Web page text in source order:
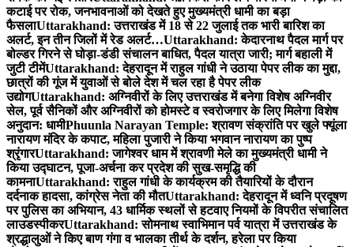
कटाई पर रोक, जनभावनाओं को देखते हुए मुख्यमंत्री धामी का बड़ा
फैसलाUttarakhand: उत्तराखंड में 18 से 22 जुलाई तक भारी बारिश का
अलर्ट, इन तीन जिलों में रेड अलर्ट…Uttarakhand: केदारनाथ पैदल मार्ग पर
बोल्डर गिरने से घोड़ा-डंडी संचालन बाधित, पैदल यात्रा जारी; मार्ग बहाली में
जुटी टीमेंUttarakhand: देहरादून में राहुल गांधी ने उठाया पेपर लीक का मुद्दा,
छात्रों की गूंज में युवाओं से बोले देश में चल रहा है पेपर लीक
उद्योगUttarakhand: अग्निवीरों के लिए उत्तराखंड में बनेगा विशेष अग्निवीर
सेल, पूर्व सैनिकों और अग्निवीरों को होमस्टे व स्वरोजगार के लिए मिलेगा विशेष
अनुदान: धामीPhuunla Narayan Temple: श्रावण संक्रांति पर खुले फ्यूंला
नारायण मंदिर के कपाट, महिला पुजारी ने किया भगवान नारायण का पुष्प
श्रृंगारUttarakhand: जागेश्वर धाम में श्रावणी मेले का मुख्यमंत्री धामी ने
किया उद्घाटन, पूजा-अर्चना कर प्रदेश की सुख-समृद्धि की
कामनाUttarakhand: राहुल गांधी के कार्यक्रम की तैयारियों के दौरान
दर्दनाक हादसा, कांग्रेस नेता की मौतUttarakhand: देहरादून में ध्वनि प्रदूषण
पर पुलिस का अभियान, 43 धार्मिक स्थलों से हटवाए नियमों के विपरीत संचालित
लाउडस्पीकरUttarakhand: सोमनाथ स्वाभिमान पर्व यात्रा में उत्तराखंड के
श्रद्धालुओं ने किए बाण गंगा व भालका तीर्थ के दर्शन, हरेला पर किया